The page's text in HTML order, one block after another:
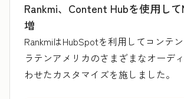
Rankmi、Content Hubを使用して
増
RankmiはHubSpotを利用してコンテン
ラテンアメリカのさまざまなオーデ
わせたカスタマイズを施しました。